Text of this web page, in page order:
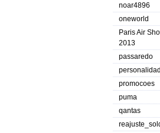
noar4896
oneworld
Paris Air
2013
passaredo
promocoes
puma
qantas